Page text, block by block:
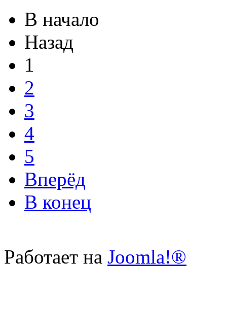
В начало
Назад
1
2
3
4
5
Вперёд
В конец
Работает на Joomla!®